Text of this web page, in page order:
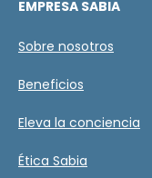
ó
d
e
f
c
c
ó
EMPRESA SABIA
Sobre nosotros
Beneficios
Eleva la conciencia
Ética Sabia